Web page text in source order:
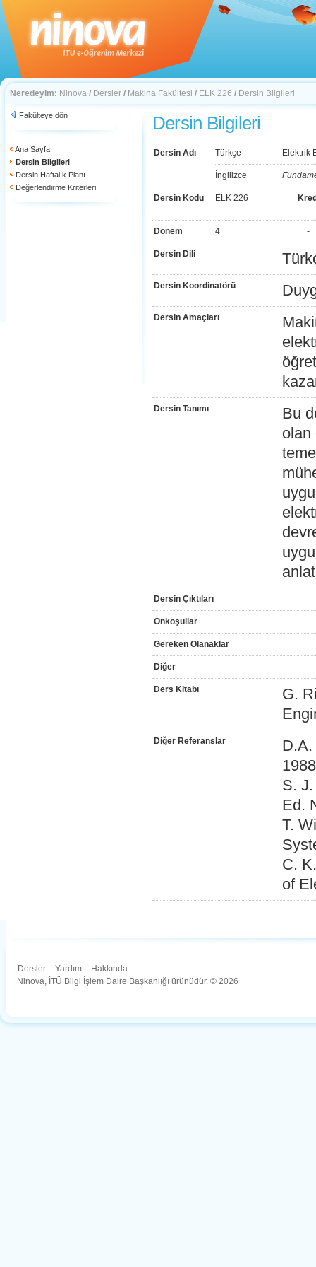
Neredeyim: Ninova / Dersler / Makina Fakültesi / ELK 226 / Dersin Bilgileri
Fakülteye dön
Ana Sayfa
Dersin Bilgileri
Dersin Haftalık Planı
Değerlendirme Kriterleri
Dersin Bilgileri
Dersin Adı Türkçe Elektrik
İngilizce
Dersin Kodu ELK 226
Dönem 4 -
Dersin Dili
Dersin Koordinatörü
Dersin Amaçları
Dersin Tanımı
Bu
olan
Dersin Çıktıları
Önkoşullar
Gereken Olanaklar
Diğer
Ders Kitabı
G.
Diğer Referanslar
S.
Ed.
T.
C.
of
Dersler . Yardım . Hakkında
Ninova, İTÜ Bilgi İşlem Daire Başkanlığı ürünüdür. © 2026